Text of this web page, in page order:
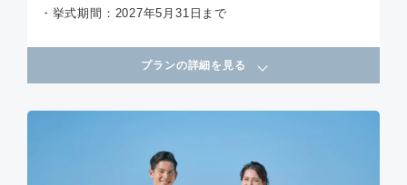
・挙式期間：2027年5月31日まで
プランの詳細を見る